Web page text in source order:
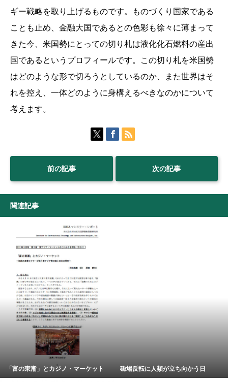
ギー戦略を取り上げるものです。ものづくり国家である
ことも止め、金融大国であるとの色彩も徐々に薄まって
きた今、米国勢にとっての切り札は液化化石燃料の産出
国であるというプロフィールです。この切り札を米国勢
はどのような形で切ろうとしているのか、また世界はそ
れを控え、一体どのように身構えるべきなのかについて
考えます。
前の記事 次の記事
関連記事
「富の東漸」とカジノ・マーケット 磁場反転に人類が立ち向かう日